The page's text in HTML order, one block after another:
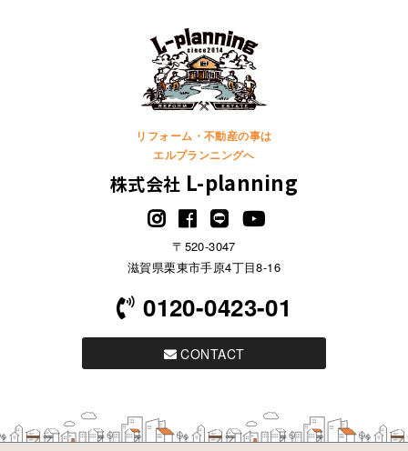
リフォーム・不動産の事は
エルプランニングへ
株式会社 L-planning
〒520-3047
滋賀県栗東市手原4丁目8-16
0120-0423-01
CONTACT